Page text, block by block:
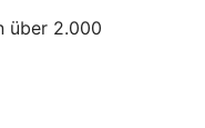
über 2.000